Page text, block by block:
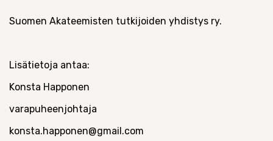
Suomen Akateemisten tutkijoiden yhdistys ry.
Lisätietoja antaa:
Konsta Happonen
varapuheenjohtaja
konsta.happonen@gmail.com